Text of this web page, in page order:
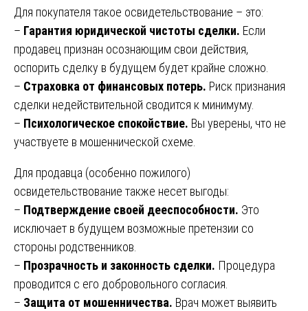
Для покупателя такое освидетельствование – это:
– Гарантия юридической чистоты сделки. Если
продавец признан осознающим свои действия,
оспорить сделку в будущем будет крайне сложно.
– Страховка от финансовых потерь. Риск признания
сделки недействительной сводится к минимуму.
– Психологическое спокойствие. Вы уверены, что не
участвуете в мошеннической схеме.
Для продавца (особенно пожилого)
освидетельствование также несет выгоды:
– Подтверждение своей дееспособности. Это
исключает в будущем возможные претензии со
стороны родственников.
– Прозрачность и законность сделки. Процедура
проводится с его добровольного согласия.
– Защита от мошенничества. Врач может выявить